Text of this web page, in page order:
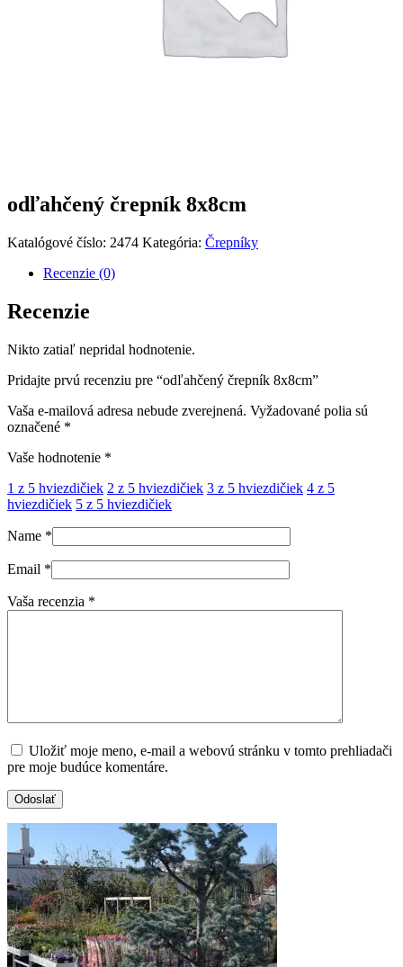
odľahčený črepník 8x8cm
Katalógové číslo: 2474 Kategória: Črepníky
Recenzie (0)
Recenzie
Nikto zatiaľ nepridal hodnotenie.
Pridajte prvú recenziu pre “odľahčený črepník 8x8cm”
Vaša e-mailová adresa nebude zverejnená. Vyžadované polia sú
označené *
Vaše hodnotenie *
1 z 5 hviezdičiek 2 z 5 hviezdičiek 3 z 5 hviezdičiek 4 z 5
hviezdičiek 5 z 5 hviezdičiek
Name *
Email *
Vaša recenzia *
Uložiť moje meno, e-mail a webovú stránku v tomto prehliadači
pre moje budúce komentáre.
Odoslať